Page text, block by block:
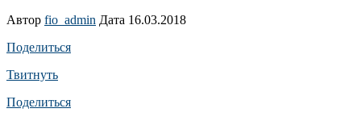
Автор fio_admin Дата 16.03.2018
Поделиться
Твитнуть
Поделиться